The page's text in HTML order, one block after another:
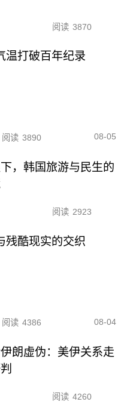
阅读 3870
温打破百年纪录
阅读 3890 08-05
，韩国旅游与民生的
阅读 2923
残酷现实的交织
阅读 4386 08-04
朗虚伪：美伊关系走
阅读 4260